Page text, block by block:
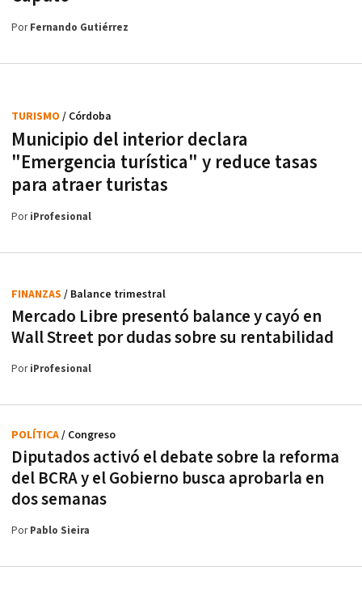
PorFernando Gutiérrez
Municipio del interior declara
"Emergencia turística" y reduce tasas
para atraer turistas
TURISMO / Córdoba
PoriProfesional
Mercado Libre presentó balance y cayó en
Wall Street por dudas sobre su rentabilidad
FINANZAS / Balance trimestral
PoriProfesional
Diputados activó el debate sobre la reforma
del BCRA y el Gobierno busca aprobarla en
dos semanas
POLÍTICA/ Congreso
PorPablo Sieira